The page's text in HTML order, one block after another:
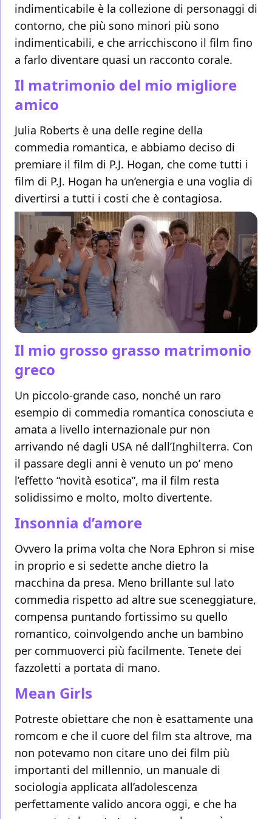
indimenticabile è la collezione di personaggi di
contorno, che più sono minori più sono
indimenticabili, e che arricchiscono il film fino
a farlo diventare quasi un racconto corale.
Il matrimonio del mio migliore
amico
Julia Roberts è una delle regine della
commedia romantica, e abbiamo deciso di
premiare il film di P.J. Hogan, che come tutti i
film di P.J. Hogan ha un’energia e una voglia di
divertirsi a tutti i costi che è contagiosa.
Il mio grosso grasso matrimonio
greco
Un piccolo-grande caso, nonché un raro
esempio di commedia romantica conosciuta e
amata a livello internazionale pur non
arrivando né dagli USA né dall’Inghilterra. Con
il passare degli anni è venuto un po’ meno
l’effetto “novità esotica”, ma il film resta
solidissimo e molto, molto divertente.
Insonnia d’amore
Ovvero la prima volta che Nora Ephron si mise
in proprio e si sedette anche dietro la
macchina da presa. Meno brillante sul lato
commedia rispetto ad altre sue sceneggiature,
compensa puntando fortissimo su quello
romantico, coinvolgendo anche un bambino
per commuoverci più facilmente. Tenete dei
fazzoletti a portata di mano.
Mean Girls
Potreste obiettare che non è esattamente una
romcom e che il cuore del film sta altrove, ma
non potevamo non citare uno dei film più
importanti del millennio, un manuale di
sociologia applicata all’adolescenza
perfettamente valido ancora oggi, e che ha